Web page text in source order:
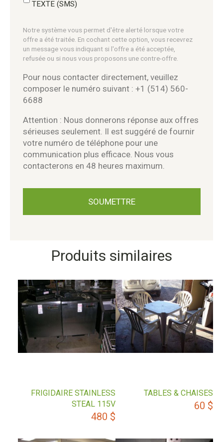
TEXTE (SMS)
Notre système vous permet d'être alerté lorsque votre
offre a été traitée. En cochant cette option, vous recevrez
un message vous indiquant si l'offre a été acceptée,
refusée ou si nous vous proposons une contre-offre.
Pour nous contacter directement, veuillez
composer le numéro suivant : +1 (514) 560-
6688
Attention : Nous donnerons réponse aux offres
sérieuses seulement. Il est suggéré de fournir
votre numéro de téléphone pour une
communication plus efficace. Nous vous
contacterons en 48 heures maximum.
Produits similaires
TABLES & CHAISES
60 $
FRIGIDAIRE STAINLESS
STEAL 115V
480 $